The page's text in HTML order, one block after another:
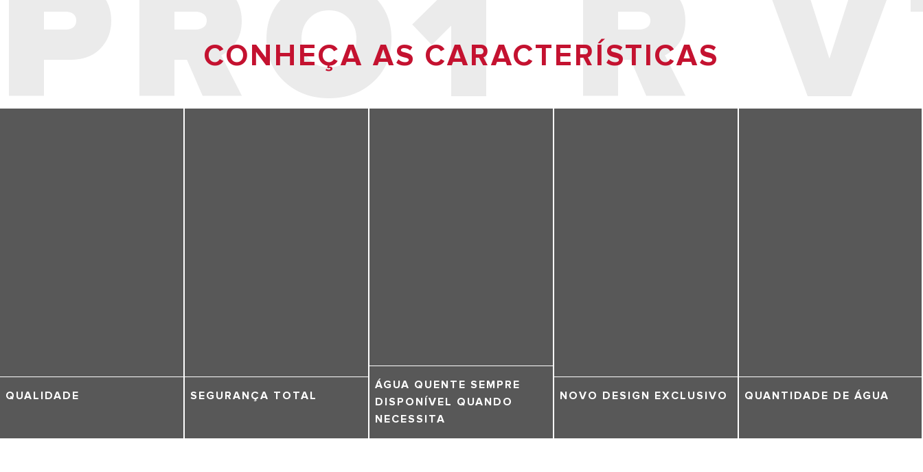
PRO1 R
CONHEÇA AS CARACTERÍSTICAS
QUALIDADE SEGURANÇA TOTAL
ÁGUA QUENTE SEMPRE
DISPONÍVEL QUANDO
NECESSITA
NOVO DESIGN EXCLUSIVO QUANTIDADE DE ÁGUA